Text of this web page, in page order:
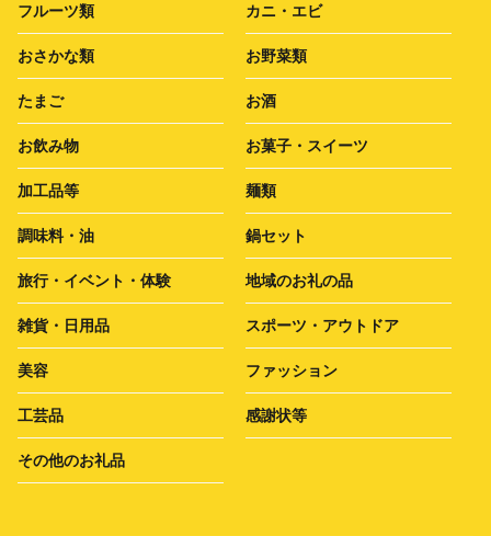
フルーツ類 カニ・エビ
おさかな類 お野菜類
たまご お酒
お飲み物 お菓子・スイーツ
加工品等 麺類
調味料・油 鍋セット
旅行・イベント・体験 地域のお礼の品
雑貨・日用品 スポーツ・アウトドア
美容 ファッション
工芸品 感謝状等
その他のお礼品